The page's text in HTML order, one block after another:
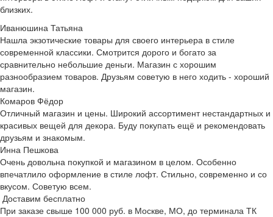
близких.
Иванюшина Татьяна
Нашла экзотические товары для своего интерьера в стиле
современной классики. Смотрится дорого и богато за
сравнительно небольшие деньги. Магазин с хорошим
разнообразием товаров. Друзьям советую в него ходить - хороший
магазин.
Комаров Фёдор
Отличный магазин и цены. Широкий ассортимент нестандартных и
красивых вещей для декора. Буду покупать ещё и рекомендовать
друзьям и знакомым.
Инна Пешкова
Очень довольна покупкой и магазином в целом. Особенно
впечатлило оформление в стиле лофт. Стильно, современно и со
вкусом. Советую всем.
Доставим бесплатно
При заказе свыше 100 000 руб. в Москве, МО, до терминала ТК